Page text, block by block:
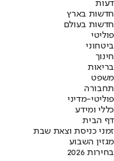
דעות
חדשות בארץ
חדשות בעולם
פוליטי
ביטחוני
חינוך
בריאות
משפט
תחבורה
פוליטי-מדיני
כללי ומידע
דף הבית
זמני כניסת וצאת שבת
מגזין השבוע
בחירות 2026